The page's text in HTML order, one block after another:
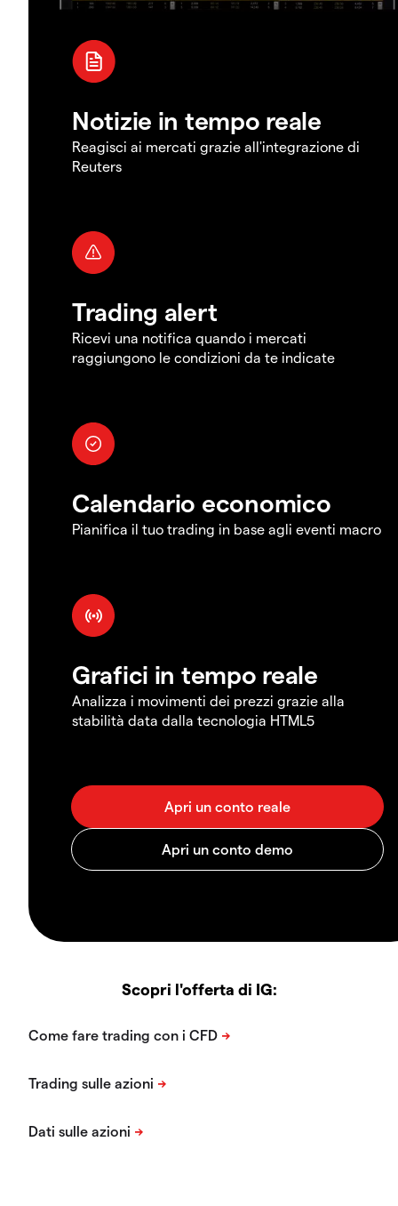
Notizie in tempo reale
Reagisci ai mercati grazie all'integrazione di
Reuters
Trading alert
Ricevi una notifica quando i mercati
raggiungono le condizioni da te indicate
Calendario economico
Pianifica il tuo trading in base agli eventi macro
Grafici in tempo reale
Analizza i movimenti dei prezzi grazie alla
stabilità data dalla tecnologia HTML5
Scopri l'offerta di IG: